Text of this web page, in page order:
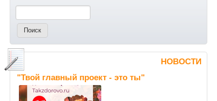
Поиск
НОВОСТИ
"Твой главный проект - это ты"